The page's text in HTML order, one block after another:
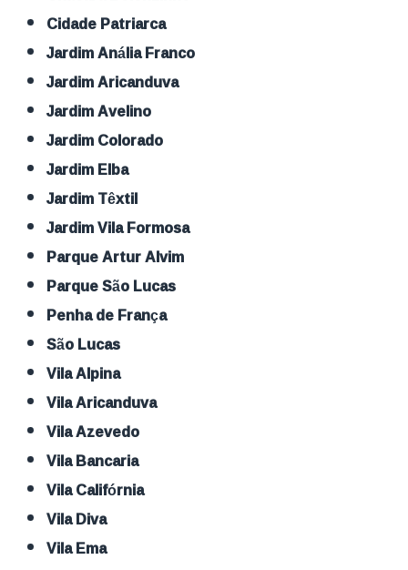
Cidade Patriarca
Jardim Anália Franco
Jardim Aricanduva
Jardim Avelino
Jardim Colorado
Jardim Elba
Jardim Têxtil
Jardim Vila Formosa
Parque Artur Alvim
Parque São Lucas
Penha de França
São Lucas
Vila Alpina
Vila Aricanduva
Vila Azevedo
Vila Bancaria
Vila Califórnia
Vila Diva
Vila Ema